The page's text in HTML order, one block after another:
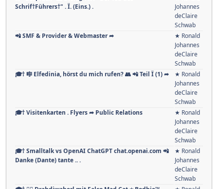
Schrif†Führers†" . Ï. (Eins.) .
Johannes
deClaire
Schwab
📲 SMF & Provider & Webmaster ➦
★ Ronald
Johannes
deClaire
Schwab
🎓† 🎼 Elfedinia, hörst du mich rufen? 👥 📲 Teil Ï (1) ➦
★ Ronald
Johannes
deClaire
Schwab
🎓† Visitenkarten . Flyers ➦ Public Relations
★ Ronald
Johannes
deClaire
Schwab
🎓† Smalltalk vs OpenAI ChatGPT chat.openai.com 📲
Danke (Dante) tante .. .
★ Ronald
Johannes
deClaire
Schwab